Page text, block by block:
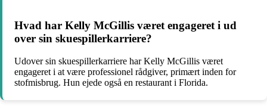
Hvad har Kelly McGillis været engageret i ud
over sin skuespillerkarriere?
Udover sin skuespillerkarriere har Kelly McGillis været
engageret i at være professionel rådgiver, primært inden for
stofmisbrug. Hun ejede også en restaurant i Florida.